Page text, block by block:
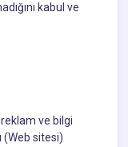
kabul ve
reklam ve bilgi
(Web sitesi)